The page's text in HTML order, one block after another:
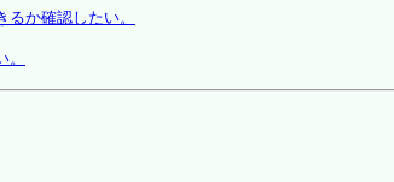
か確認したい。